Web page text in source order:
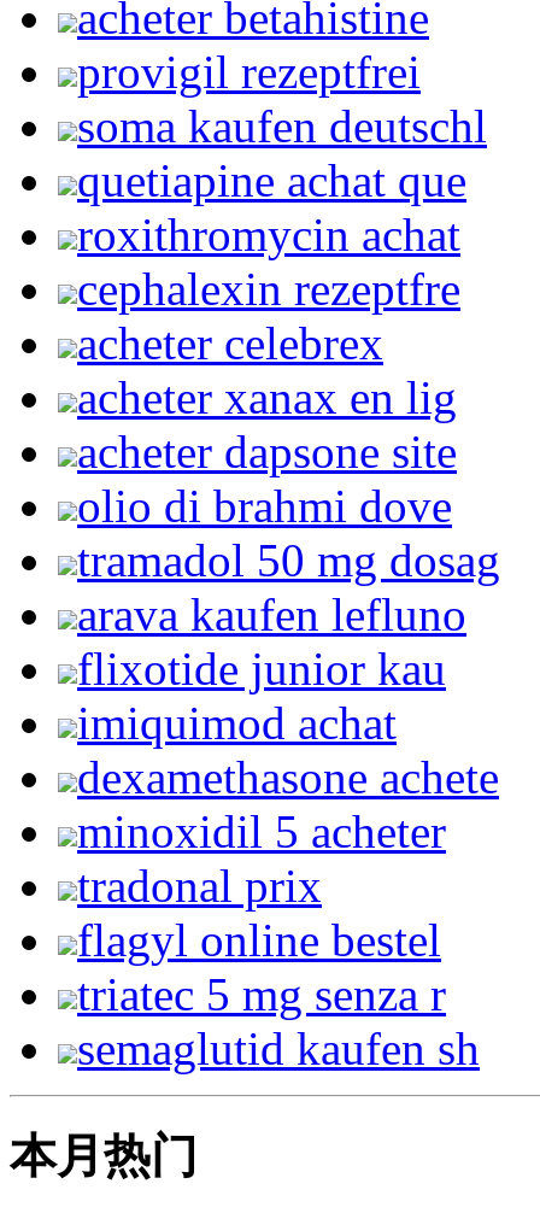
acheter betahistine
provigil rezeptfrei
soma kaufen deutschl
quetiapine achat que
roxithromycin achat
cephalexin rezeptfre
acheter celebrex
acheter xanax en lig
acheter dapsone site
olio di brahmi dove
tramadol 50 mg dosag
arava kaufen lefluno
flixotide junior kau
imiquimod achat
dexamethasone achete
minoxidil 5 acheter
tradonal prix
flagyl online bestel
triatec 5 mg senza r
semaglutid kaufen sh
本月热门